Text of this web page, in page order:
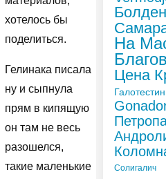
хотелось бы
поделиться.
Гелинака писала
ну и сыпнула
прям в кипящую
он там не весь
разошелся,
такие маленькие
На
Цена
Солигалич